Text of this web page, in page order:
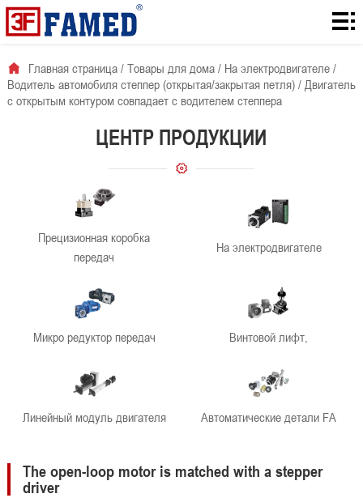
Главная
для
Количество
компании
контакты
Главная страница/ Товары для дома/ На электродвигателе/
Водитель автомобиля степпер (открытая/закрытая петля)/ Двигатель
с открытым контуром совпадает с водителем степпера
ЦЕНТР ПРОДУКЦИИ
Прецизионная коробка
передач
На электродвигателе
Микро редуктор передач Винтовой лифт,
Линейный модуль двигателя Автоматические детали FA
The open-loop motor is matched with a stepper
driver